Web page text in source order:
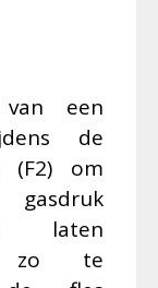
een
de
(F2) om
laten
zo te